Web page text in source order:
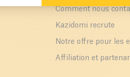
Comment nous
Kazidomi recrute
Notre offre pour les
Affiliation et